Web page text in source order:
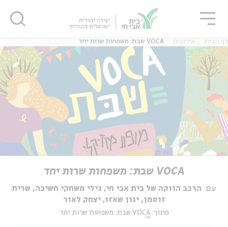
דף הבית אירועים VOCA שבת: משפחות שרות יחד
VOCA שבת: משפחות שרות יחד
עם: הרכב הווקה של בית אבי חי, גילי משחקי חשיבה, שרית
זוסמן, ינון שאזו, יצחק לאור
מתוך: VOCA שבת: משפחות שרות יחד
סגור